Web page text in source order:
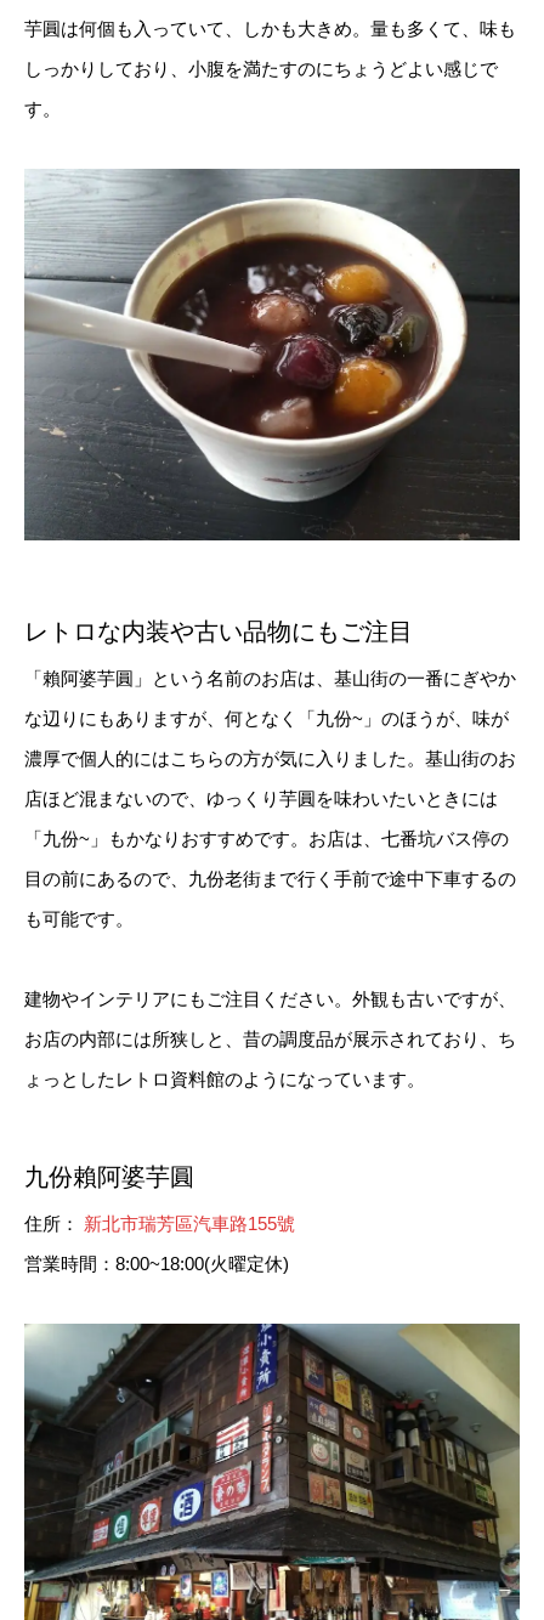
芋圓は何個も入っていて、しかも大きめ。量も多くて、味も
しっかりしており、小腹を満たすのにちょうどよい感じで
す。
レトロな内装や古い品物にもご注目
「賴阿婆芋圓」という名前のお店は、基山街の一番にぎやか
な辺りにもありますが、何となく「九份~」のほうが、味が
濃厚で個人的にはこちらの方が気に入りました。基山街のお
店ほど混まないので、ゆっくり芋圓を味わいたいときには
「九份~」もかなりおすすめです。お店は、七番坑バス停の
目の前にあるので、九份老街まで行く手前で途中下車するの
も可能です。
建物やインテリアにもご注目ください。外観も古いですが、
お店の内部には所狭しと、昔の調度品が展示されており、ち
ょっとしたレトロ資料館のようになっています。
九份賴阿婆芋圓
住所： 新北市瑞芳區汽車路155號
営業時間：8:00~18:00(火曜定休)